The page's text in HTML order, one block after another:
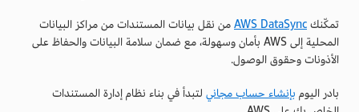
تمكّنكAWS DataSyncمن نقل بيانات المستندات من مراكز البيانات
المحلية إلى AWS بأمان وسهولة، مع ضمان سلامة البيانات والحفاظ على
الأذونات وحقوق الوصول.
بادر اليوم بإنشاء حساب مجاني لتبدأ في بناء نظام إدارة المستندات